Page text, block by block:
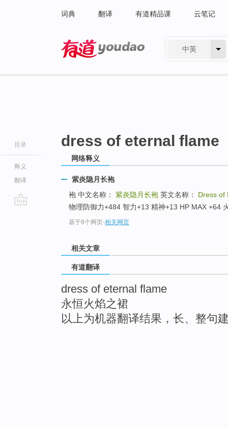
词典 翻译 有道精品课 云笔记
中英
目录
释义
翻译
dress of eternal flame
网络释义
紫炎隐月长袍
袍 中文名称： 紫炎隐月长袍 英文名称： Dress of
物理防御力+484 智力+13 精神+13 HP MAX +64
基于8个网页-相关网页
相关文章
有道翻译
dress of eternal flame
永恒火焰之裙
以上为机器翻译结果，长、整句